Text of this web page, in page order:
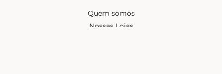
Quem somos
Nossas Lojas